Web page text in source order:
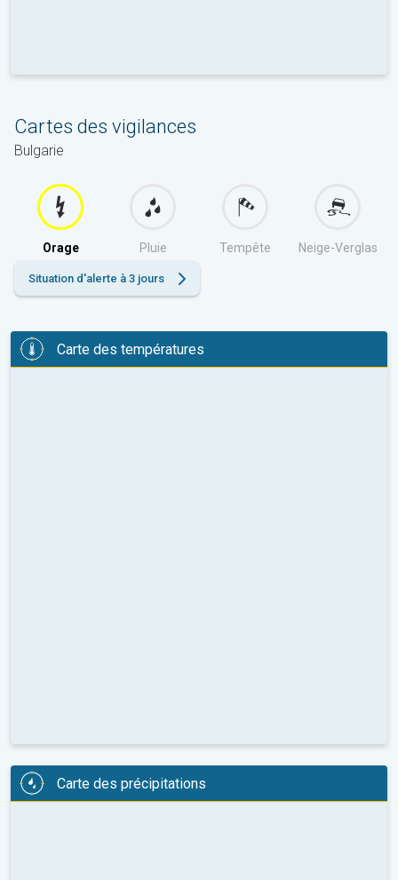
Cartes des vigilances
Bulgarie
Orage Pluie Tempête Neige-Verglas
Situation d'alerte à 3 jours
Carte des températures
Carte des précipitations